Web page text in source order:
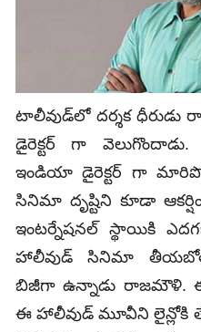
టాలీవుడ్‌లో దర్శక ధీరుడు
డైరెక్టర్ గా
ఇండియా డైరెక్టర్ గా
సినిమా దృష్టిని కూడా
ఇంటర్నేషనల్ స్థాయికి
హాలీవుడ్ సినిమా
బిజీగా ఉన్నాడు రాజమౌళి.
ఈ హాలీవుడ్ మూవీని లైన్లోకి